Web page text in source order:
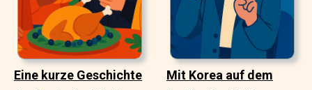
Eine kurze Geschichte
Mit Korea auf dem